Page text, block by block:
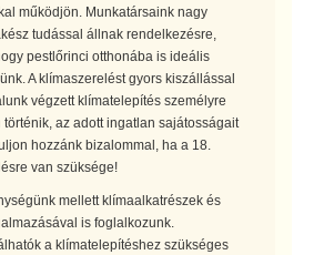
működjön. Munkatársaink nagy
tudással állnak rendelkezésre,
pestlőrinci otthonába is ideális
A klímaszerelést gyors kiszállással
végzett klímatelepítés személyre
az adott ingatlan sajátosságait
hozzánk bizalommal, ha a 18.
van szüksége!
mellett klímaalkatrészek és
is foglalkozunk.
a klímatelepítéshez szükséges